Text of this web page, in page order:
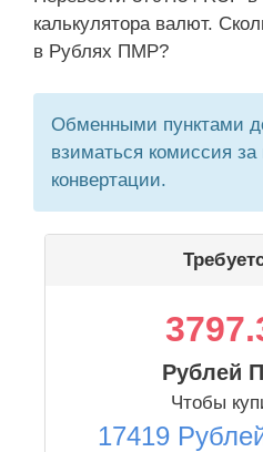
калькулятора валют.
в Рублях ПМР?
Обменными пунктами
взиматься комиссия
конвертации.
Рублей
Чтобы
17419